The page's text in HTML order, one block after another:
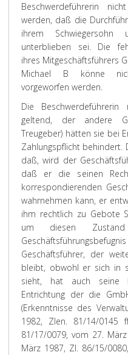
Beschwerdeführerin
werden, daß die
ihrem Schwiegersohn
unterblieben sei. Die
ihres Mitgeschäftsführers
Michael B könne
vorgeworfen werden.
Die
geltend, der andere
Treugeber) hätten sie bei
Zahlungspflicht behindert.
daß, wird der
daß er die seinen
korrespondierenden
wahrnehmen kann, er
ihm rechtlich zu Gebote
um diesen
Geschäftsführer, der
bleibt, obwohl er sich in
sieht, hat auch seine
Entrichtung der die
(Erkenntnisse des
1982, Zlen. 81/14/0145
81/17/0079, vom 27.
März 1987, Zl. 86/15/